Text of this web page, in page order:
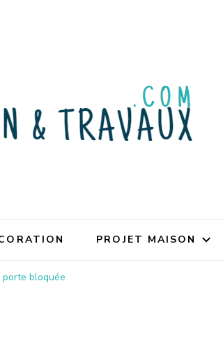
PROJET MAISON
bloquée